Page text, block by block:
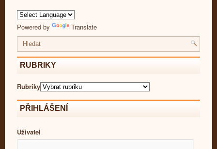
Powered by Translate
RUBRIKY
Rubriky
PŘIHLÁŠENÍ
Uživatel